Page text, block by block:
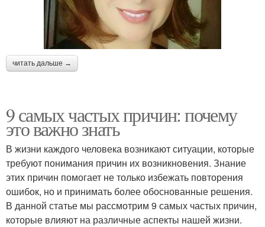
читать дальше →
9 самых частых причин: почему
это важно знать
В жизни каждого человека возникают ситуации, которые
требуют понимания причин их возникновения. Знание
этих причин помогает не только избежать повторения
ошибок, но и принимать более обоснованные решения.
В данной статье мы рассмотрим 9 самых частых причин,
которые влияют на различные аспекты нашей жизни.